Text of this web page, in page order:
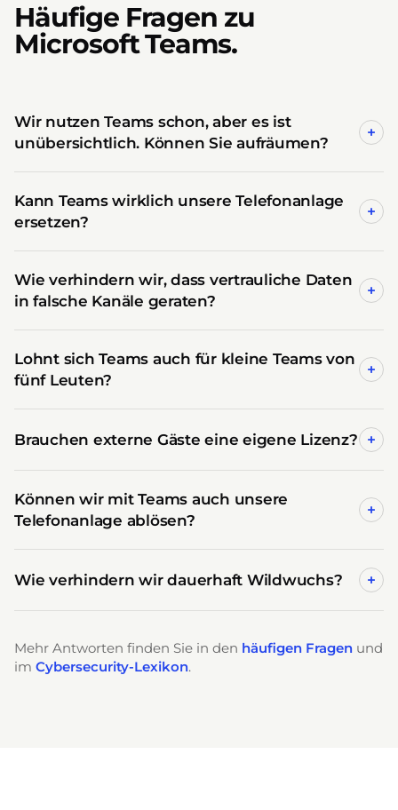
Häufige Fragen zu
Microsoft Teams.
Wir nutzen Teams schon, aber es ist
unübersichtlich. Können Sie aufräumen?
+
Kann Teams wirklich unsere Telefonanlage
ersetzen?
+
Wie verhindern wir, dass vertrauliche Daten
in falsche Kanäle geraten?
+
Lohnt sich Teams auch für kleine Teams von
fünf Leuten?
+
Brauchen externe Gäste eine eigene Lizenz? +
Können wir mit Teams auch unsere
Telefonanlage ablösen?
+
Wie verhindern wir dauerhaft Wildwuchs? +
Mehr Antworten finden Sie in den häufigen Fragen und
im Cybersecurity-Lexikon.